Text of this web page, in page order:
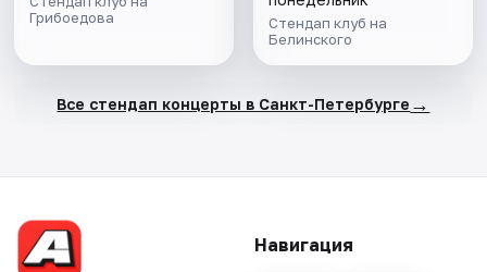
Грибоедова
Стендап клуб на
Белинского
Все стендап концерты в Санкт-Петербурге →
Навигация